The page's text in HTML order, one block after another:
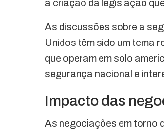
a criação da legislação
As discussões sobre a
Unidos têm sido um tema
que operam em solo
segurança nacional e
Impacto das
As negociações em torno